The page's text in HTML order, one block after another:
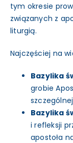
tym okresie
związanych z
liturgią.
Najczęściej na
Bazylika
grobie
Bazylika
i refleksji
apostoła